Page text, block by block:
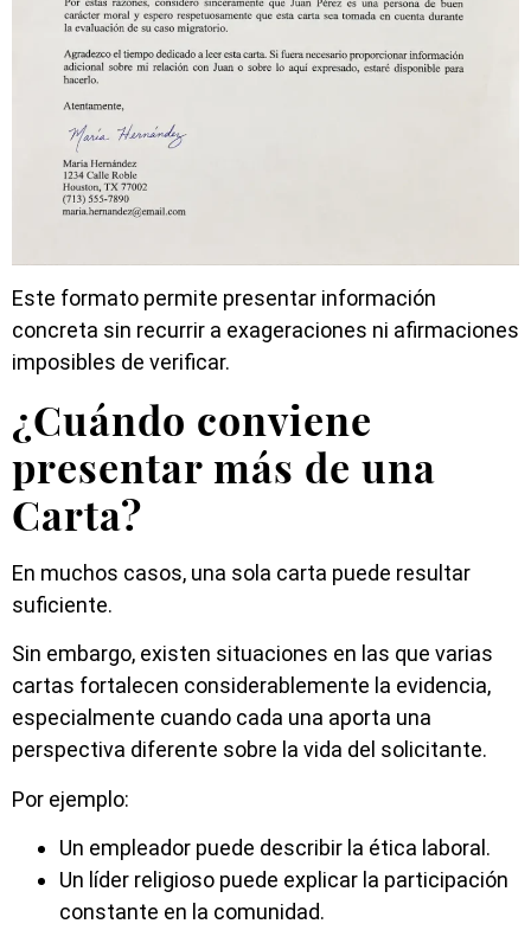
Este formato permite presentar información
concreta sin recurrir a exageraciones ni afirmaciones
imposibles de verificar.
¿Cuándo conviene
presentar más de una
Carta?
En muchos casos, una sola carta puede resultar
suficiente.
Sin embargo, existen situaciones en las que varias
cartas fortalecen considerablemente la evidencia,
especialmente cuando cada una aporta una
perspectiva diferente sobre la vida del solicitante.
Por ejemplo:
Un empleador puede describir la ética laboral.
Un líder religioso puede explicar la participación
constante en la comunidad.